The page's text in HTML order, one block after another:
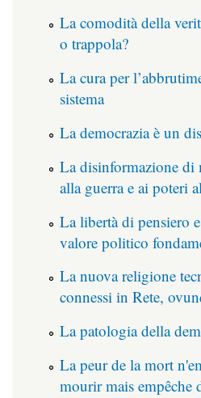
La comodità della
o trappola?
La cura per
sistema
La democrazia è un
La disinformazione di
alla guerra e ai poteri
La libertà di pensiero
valore politico
La nuova religione
connessi in Rete,
La patologia della
La peur de la mort
mourir mais empêche